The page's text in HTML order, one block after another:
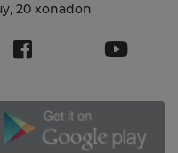
20 xonadon